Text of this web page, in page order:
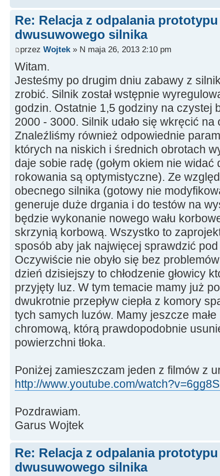
Re: Relacja z odpalania
dwusuwowego silnika
przez Wojtek » N maja 26, 2013 2:10 pm
Witam.
Jesteśmy po drugim dniu zabawy z
zrobić. Silnik został wstępnie
godzin. Ostatnie 1,5 godziny na czystej
2000 - 3000. Silnik udało się wkręcić na
Znaleźliśmy również odpowiednie
których na niskich i średnich obrotach
daje sobie radę (gołym okiem nie widać
rokowania są optymistyczne). Ze
obecnego silnika (gotowy nie
generuje duże drgania i do testów na
będzie wykonanie nowego wału
skrzynią korbową. Wszystko to
sposób aby jak najwięcej sprawdzić
Oczywiście nie obyło się bez
dzień dzisiejszy to chłodzenie głowicy
przyjęty luz. W tym temacie mamy już
dwukrotnie przepływ ciepła z komory
tych samych luzów. Mamy jeszcze
chromową, którą prawdopodobnie
powierzchni tłoka.
Poniżej zamieszczam jeden z filmów z
http://www.youtube.com/
Pozdrawiam.
Garus Wojtek
Re: Relacja z odpalania
dwusuwowego silnika